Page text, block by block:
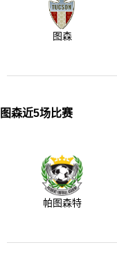
图森
图森近5场比赛
帕图森特